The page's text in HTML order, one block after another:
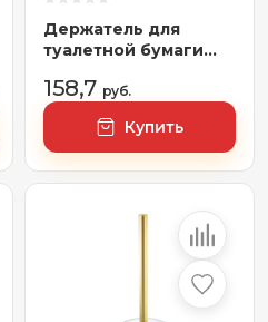
Держатель для
туалетной бумаги
ADI_F211
(брашированная
сталь)
158,7 руб.
Купить